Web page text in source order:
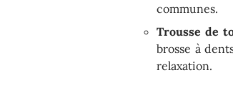
communes.
Trousse de
brosse à
relaxation.